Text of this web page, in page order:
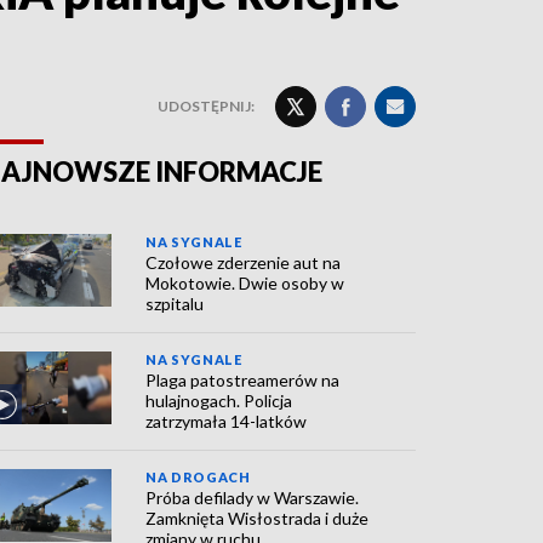
UDOSTĘPNIJ:
INFORMACJE
NA SYGNALE
Czołowe zderzenie aut na
Mokotowie. Dwie osoby w
szpitalu
NA SYGNALE
Plaga patostreamerów na
hulajnogach. Policja
zatrzymała 14-latków
NA DROGACH
Próba defilady w Warszawie.
Zamknięta Wisłostrada i duże
zmiany w ruchu